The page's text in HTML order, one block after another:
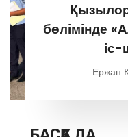
бөлімінде
іс-
Ержан